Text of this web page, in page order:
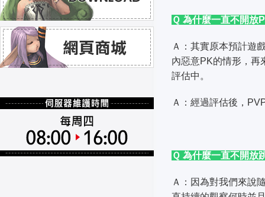
Ｑ 為什麼一直不開放
Ａ：其實原本預計遊
內惡意PK的情形，再
評估中。
Ａ：經過評估後，
Ｑ 為什麼一直不開放
Ａ：因為對我們來說